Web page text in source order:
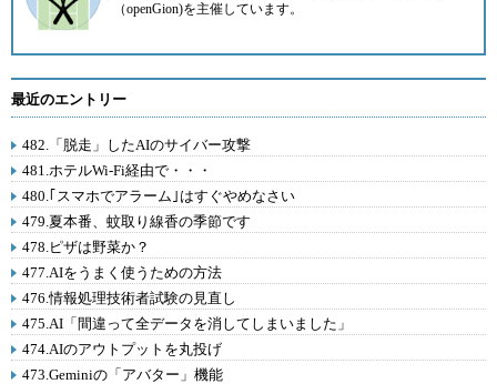
（openGion)を主催しています。
最近のエントリー
482.「脱走」したAIのサイバー攻撃
481.ホテルWi-Fi経由で・・・
480.｢スマホでアラーム｣はすぐやめなさい
479.夏本番、蚊取り線香の季節です
478.ピザは野菜か？
477.AIをうまく使うための方法
476.情報処理技術者試験の見直し
475.AI「間違って全データを消してしまいました」
474.AIのアウトプットを丸投げ
473.Geminiの「アバター」機能